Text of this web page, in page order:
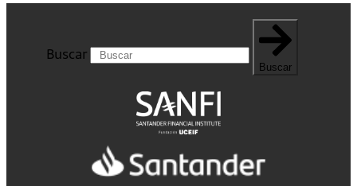
Buscar
Buscar